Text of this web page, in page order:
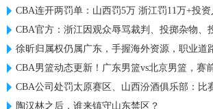
CBA连开两罚单：山西罚5万 浙江罚11万+投
CBA官方：浙江因观众辱骂裁判、投掷杂物、投资人
徐昕归属权仍属广东，手握海外资源，职业道
CBA男篮动态更新！广东男篮vs北京男篮，赛前带来广东男篮胡明轩、奎因、徐
CBA公司处罚太原赛区、山西汾酒俱乐部：比赛现场观众多次出现大面积
陶汉林之后，谁来镇守山东禁区？